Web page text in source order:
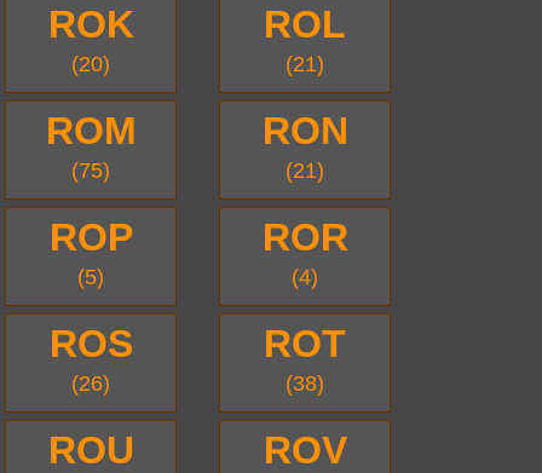
ROK
(20)
ROL
(21)
ROM
(75)
RON
(21)
ROP
(5)
ROR
(4)
ROS
(26)
ROT
(38)
ROU ROV